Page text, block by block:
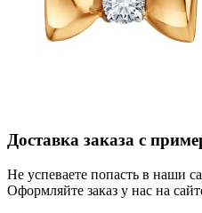
Доставка заказа с
Не успеваете попасть в наши
Оформляйте заказ у нас на